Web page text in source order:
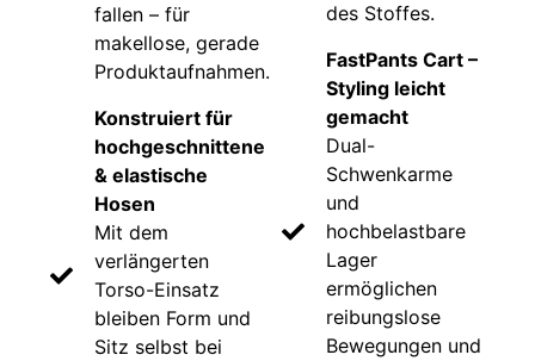
fallen – für
makellose, gerade
Produktaufnahmen.
Konstruiert für
hochgeschnittene
& elastische
Hosen
Mit dem
verlängerten
Torso-Einsatz
bleiben Form und
Sitz selbst bei
des Stoffes.
FastPants Cart –
Styling leicht
gemacht
Dual-
Schwenkarme
und
hochbelastbare
Lager
ermöglichen
reibungslose
Bewegungen und